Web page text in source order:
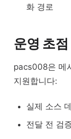
화 경로
운영 초점
pacs008은 메
지원합니다:
실제 소스
전달 전 검